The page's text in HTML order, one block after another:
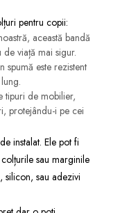
pentru copii:
această bandă
viață mai sigur.
spumă este rezistent
tipuri de mobilier,
protejându-i pe cei
instalat. Ele pot fi
sau marginile
sau adezivi